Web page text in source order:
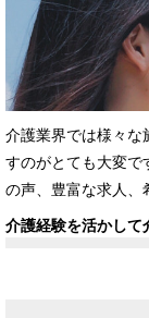
介護業界では様々な
すのがとても大変で
の声、豊富な求人、
介護経験を活かして